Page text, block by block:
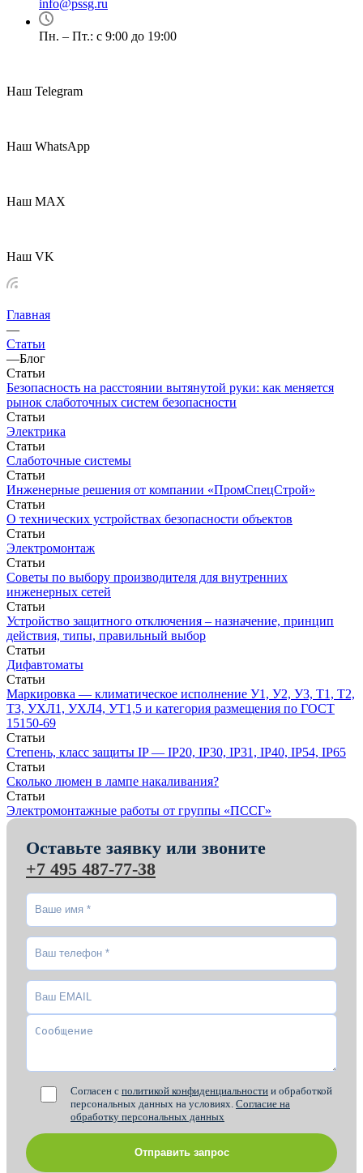
info@pssg.ru
Пн. – Пт.: с 9:00 до 19:00
Наш Telegram
Наш WhatsApp
Наш MAX
Наш VK
Главная
—
Статьи
—Блог
Статьи
Безопасность на расстоянии вытянутой руки: как меняется
рынок слаботочных систем безопасности
Статьи
Электрика
Статьи
Слаботочные системы
Статьи
Инженерные решения от компании «ПромСпецСтрой»
Статьи
О технических устройствах безопасности объектов
Статьи
Электромонтаж
Статьи
Советы по выбору производителя для внутренних
инженерных сетей
Статьи
Устройство защитного отключения – назначение, принцип
действия, типы, правильный выбор
Статьи
Дифавтоматы
Статьи
Маркировка — климатическое исполнение У1, У2, У3, Т1, Т2,
Т3, УХЛ1, УХЛ4, УТ1,5 и категория размещения по ГОСТ
15150-69
Статьи
Степень, класс защиты IP — IP20, IP30, IP31, IP40, IP54, IP65
Статьи
Сколько люмен в лампе накаливания?
Статьи
Электромонтажные работы от группы «ПССГ»
Оставьте заявку или звоните
+7 495 487-77-38
Согласен с политикой конфиденциальности и обработкой
персональных данных на условиях. Согласие на
обработку персональных данных
Отправить запрос